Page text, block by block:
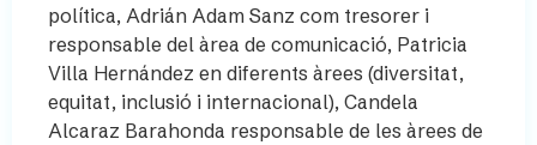
política, Adrián Adam Sanz com tresorer i
responsable del àrea de comunicació, Patricia
Villa Hernández en diferents àrees (diversitat,
equitat, inclusió i internacional), Candela
Alcaraz Barahonda responsable de les àrees de